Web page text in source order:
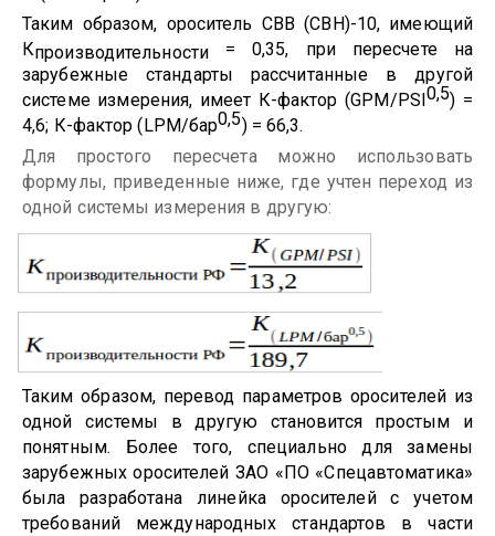
Таким образом, ороситель СВВ (СВН)-10, имеющий
Кпроизводительности= 0,35, при пересчете на
зарубежные стандарты рассчитанные в другой
системе измерения, имеет К-фактор (GPM/PSI0,5) =
4,6; К-фактор (LPM/бар0,5) = 66,3.
Для простого пересчета можно использовать
формулы, приведенные ниже, где учтен переход из
одной системы измерения в другую:
Таким образом, перевод параметров оросителей из
одной системы в другую становится простым и
понятным. Более того, специально для замены
зарубежных оросителей ЗАО «ПО «Спецавтоматика»
была разработана линейка оросителей с учетом
требований международных стандартов в части